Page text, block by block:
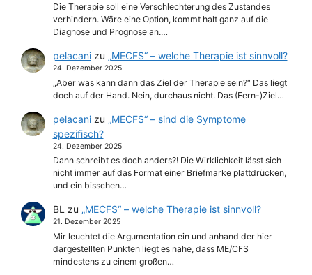
Die Therapie soll eine Verschlechterung des Zustandes
verhindern. Wäre eine Option, kommt halt ganz auf die
Diagnose und Prognose an.…
pelacanizu „MECFS“ – welche Therapie ist sinnvoll?
24. Dezember 2025
„Aber was kann dann das Ziel der Therapie sein?“ Das liegt
doch auf der Hand. Nein, durchaus nicht. Das (Fern-)Ziel…
pelacanizu „MECFS“ – sind die Symptome
spezifisch?
24. Dezember 2025
Dann schreibt es doch anders?! Die Wirklichkeit lässt sich
nicht immer auf das Format einer Briefmarke plattdrücken,
und ein bisschen…
BL zu „MECFS“ – welche Therapie ist sinnvoll?
21. Dezember 2025
Mir leuchtet die Argumentation ein und anhand der hier
dargestellten Punkten liegt es nahe, dass ME/CFS
mindestens zu einem großen…